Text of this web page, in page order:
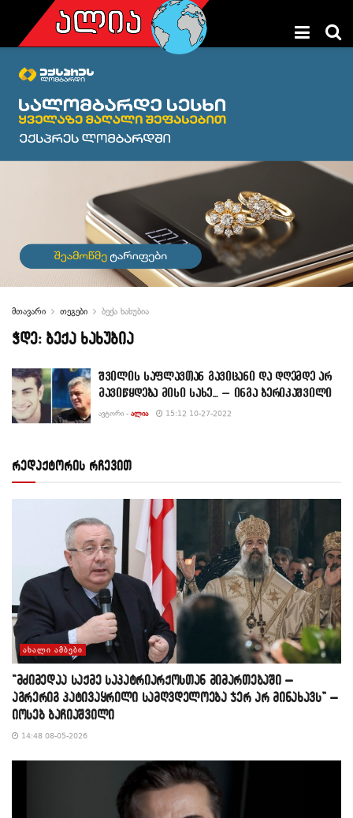
მთავარი თეგები ბექა ხახუბია
ჭდე: ბექა ხახუბია
შვილის საფლავთან გავიცანი და დღემდე არ
მავიწყდება მისი სახე… – ინგა ბერიკაშვილი
ᲐᲕᲢᲝᲠᲘ - ᲐᲚᲘᲐ 15:12 10-27-2022
რედაქტორის რჩევით
ᲐᲮᲐᲚᲘ ᲐᲛᲑᲔᲑᲘ
“მძიმედაა საქმე საპატრიარქოსთან მიმართებაში –
აგრერიგ პატივაყრილი სამღვდელოება ჯერ არ მინახავს” –
იოსებ ბაჩიაშვილი
14:48 08-05-2026